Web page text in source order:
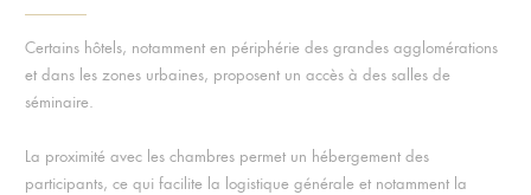
Certains hôtels, notamment en périphérie des grandes agglomérations
et dans les zones urbaines, proposent un accès à des salles de
séminaire.
La proximité avec les chambres permet un hébergement des
participants, ce qui facilite la logistique générale et notamment la